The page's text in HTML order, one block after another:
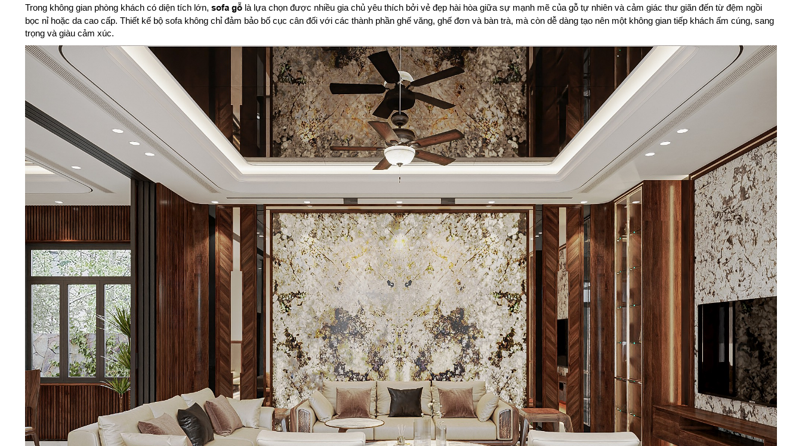
Trong không gian phòng khách có diện tích lớn, sofa gỗ là lựa chọn được nhiều gia chủ yêu thích bởi vẻ đẹp hài hòa giữa sự mạnh mẽ của gỗ tự nhiên và cảm giác thư giãn đến từ đệm ngồi
bọc nỉ hoặc da cao cấp. Thiết kế bộ sofa không chỉ đảm bảo bố cục cân đối với các thành phần ghế văng, ghế đơn và bàn trà, mà còn dễ dàng tạo nên một không gian tiếp khách ấm cúng, sang
trọng và giàu cảm xúc.